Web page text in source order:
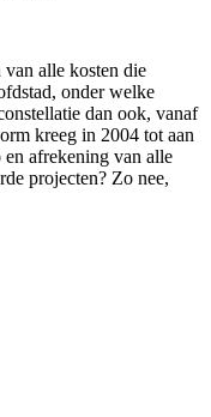
alle kosten die
onder welke
dan ook, vanaf
kreeg in 2004 tot aan
afrekening van alle
projecten? Zo nee,